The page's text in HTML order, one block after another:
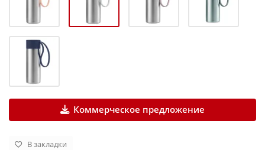
Коммерческое предложение
В закладки